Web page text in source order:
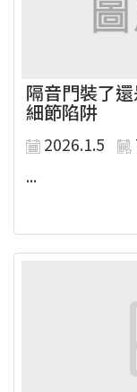
隔音門裝了
細節陷阱
2026.1.5
...